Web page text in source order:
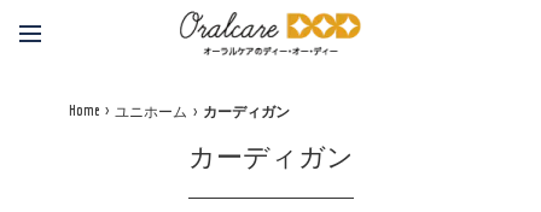
Home ユニホーム カーディガン
カーディガン